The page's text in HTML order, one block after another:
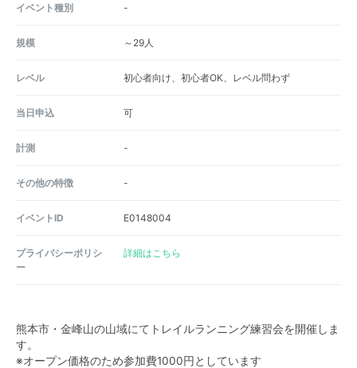
イベント種別 -
規模 ～29人
レベル 初心者向け、初心者OK、レベル問わず
当日申込 可
計測 -
その他の特徴 -
イベントID E0148004
プライバシーポリシ
ー
詳細はこちら
熊本市・金峰山の山域にてトレイルランニング練習会を開催しま
す。
※オープン価格のため参加費1000円としています